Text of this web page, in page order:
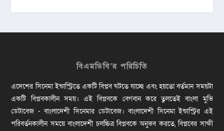
বিএমডিবি’র পরিচিতি
এদেশের সিনেমা ইন্ডাস্ট্রিতে একটি বিপ্লব ঘটতে যাচ্ছে এবং হয়তো বর্তমান সময়টা
একটি বিপ্লবকালীন সময়। এই বিপ্লবকে বেগবান করে তুলতেই বাংলা মুভি
ডেটাবেজ - বাংলাদেশী সিনেমার ডেটাবেজ। বাংলাদেশী সিনেমা ইন্ডাস্ট্রির এই
পরিবর্তনকালীন সময়ে বাংলাদেশী চলচ্চিত্র বিপ্লবকে অনুভব করতে, বিপ্লবের সাক্ষী